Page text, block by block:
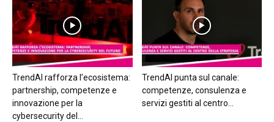
TrendAI rafforza l’ecosistema:
partnership, competenze e
innovazione per la
cybersecurity del...
TrendAI punta sul canale:
competenze, consulenza e
servizi gestiti al centro...